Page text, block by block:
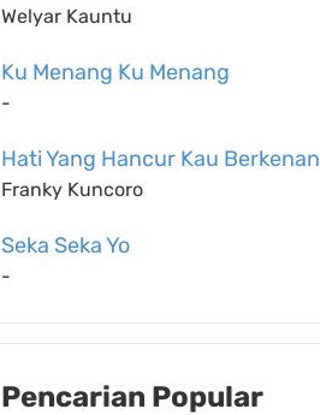
Welyar Kauntu
Ku Menang Ku Menang
-
Hati Yang Hancur Kau Berkenan
Franky Kuncoro
Seka Seka Yo
-
Pencarian Popular